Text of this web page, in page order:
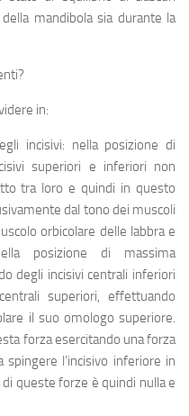
mandibola sia durante la
in:
incisivi: nella posizione di
superiori e inferiori non
tra loro e quindi in questo
dal tono dei muscoli
orbicolare delle labbra e
posizione di massima
degli incisivi centrali inferiori
superiori, effettuando
il suo omologo superiore.
forza esercitando una forza
l’incisivo inferiore in
queste forze è quindi nulla e